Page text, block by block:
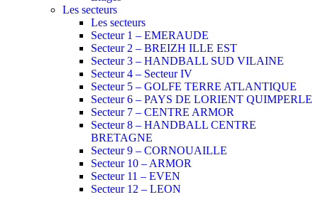
Les secteurs
Les secteurs
Secteur 1 – EMERAUDE
Secteur 2 – BREIZH ILLE EST
Secteur 3 – HANDBALL SUD VILAINE
Secteur 4 – Secteur IV
Secteur 5 – GOLFE TERRE ATLANTIQUE
Secteur 6 – PAYS DE LORIENT QUIMPERLE
Secteur 7 – CENTRE ARMOR
Secteur 8 – HANDBALL CENTRE
BRETAGNE
Secteur 9 – CORNOUAILLE
Secteur 10 – ARMOR
Secteur 11 – EVEN
Secteur 12 – LEON